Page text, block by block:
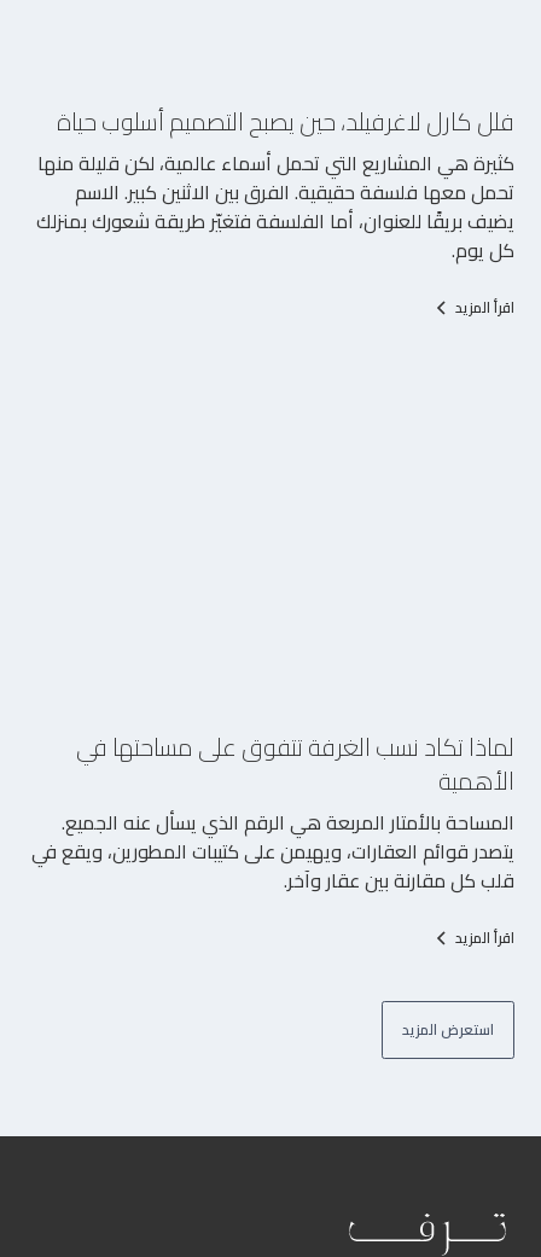
فلل كارل لاغرفيلد، حين يصبح التصميم أسلوب حياة
كثيرة هي المشاريع التي تحمل أسماء عالمية، لكن قليلة منها
تحمل معها فلسفة حقيقية. الفرق بين الاثنين كبير. الاسم
يضيف بريقًا للعنوان، أما الفلسفة فتغيّر طريقة شعورك بمنزلك
كل يوم.
اقرأ المزيد
لماذا تكاد نسب الغرفة تتفوق على مساحتها في
الأهمية
المساحة بالأمتار المربعة هي الرقم الذي يسأل عنه الجميع.
يتصدر قوائم العقارات، ويهيمن على كتيبات المطورين، ويقع في
قلب كل مقارنة بين عقار وآخر.
اقرأ المزيد
استعرض المزيد